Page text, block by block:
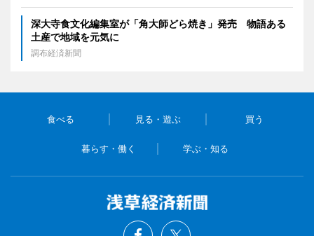
深大寺食文化編集室が「角大師どら焼き」発売 物語ある
土産で地域を元気に
調布経済新聞
食べる 見る・遊ぶ 買う
暮らす・働く 学ぶ・知る